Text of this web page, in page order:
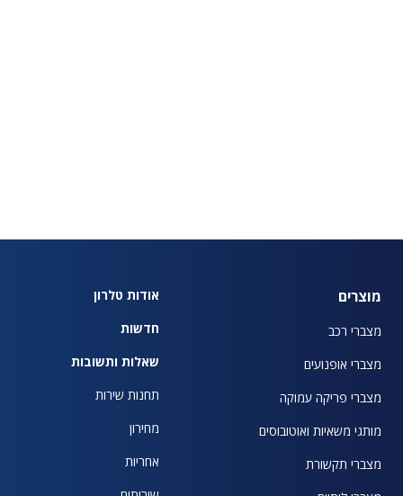
מוצרים
מצברי רכב
מצברי אופנועים
מצברי פריקה עמוקה
מותגי משאיות ואוטובוסים
מצברי תקשורת
אודות טלרון
חדשות
שאלות ותשובות
תחנות שירות
מחירון
אחריות